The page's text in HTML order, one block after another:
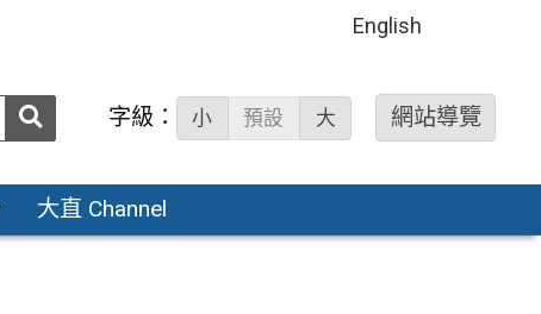
English
送出 字級： 小 預設 大 網站導覽
大直 Channel